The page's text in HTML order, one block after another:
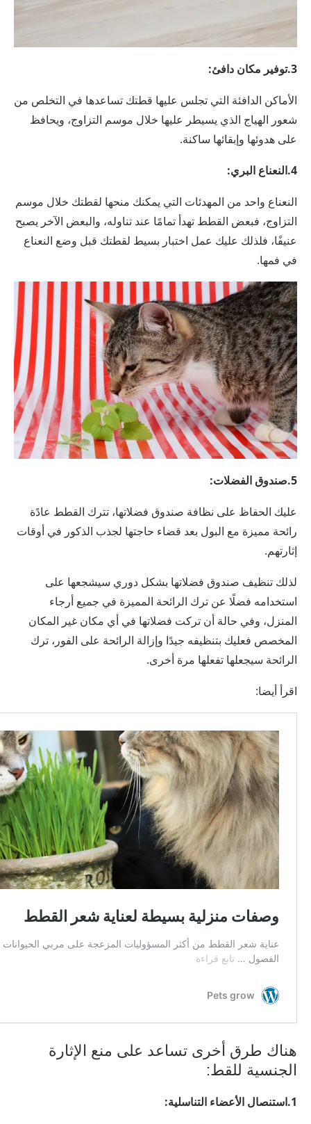
3.توفير مكان دافئ:
الأماكن الدافئة التي تجلس عليها قطتك تساعدها في التخلص من
شعور الهياج الذي يسيطر عليها خلال موسم التزاوج، ويحافظ
على هدوئها وإبقائها ساكنة.
4.النعناع البري:
النعناع واحد من المهدئات التي يمكنك منحها لقطتك خلال موسم
التزاوج، فبعض القطط تهدأ تمامًا عند تناوله، والبعض الآخر يصبح
عنيفًا، فلذلك عليك عمل اختبار بسيط لقطتك قبل وضع النعناع
في فمها.
5.صندوق الفضلات:
عليك الحفاظ على نظافة صندوق فضلاتها، تترك القطط عادًة
رائحة مميزة مع البول بعد قضاء حاجتها لجذب الذكور في أوقات
إثارتهم.
لذلك تنظيف صندوق فضلاتها بشكل دوري سيشجعها على
استخدامه فضلًا عن ترك الرائحة المميزة في جميع أرجاء
المنزل، وفي حالة أن تركت فضلاتها في أي مكان غير المكان
المخصص فعليك بتنظيفه جيدًا وإزالة الرائحة على الفور، ترك
الرائحة سيجعلها تفعلها مرة أخرى.
اقرأ أيضا:
هناك طرق أخرى تساعد على منع الإثارة
الجنسية للقط:
1.استنصال الأعضاء التناسلية: